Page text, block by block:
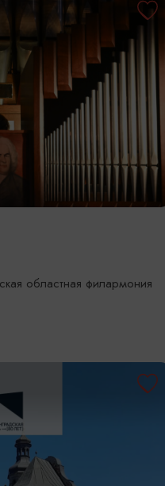
областная филармония